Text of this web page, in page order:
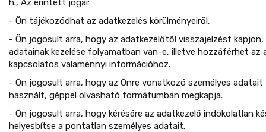
h., Az érintett jogai:
- Ön tájékozódhat az adatkezelés körülményeiről,
- Ön jogosult arra, hogy az adatkezelőtől visszajelzést kapjon,
adatainak kezelése folyamatban van-e, illetve hozzáférhet az
kapcsolatos valamennyi információhoz.
- Ön jogosult arra, hogy az Önre vonatkozó személyes
használt, géppel olvasható formátumban megkapja.
- Ön jogosult arra, hogy kérésére az adatkezelő indokolatlan
helyesbítse a pontatlan személyes adatait.